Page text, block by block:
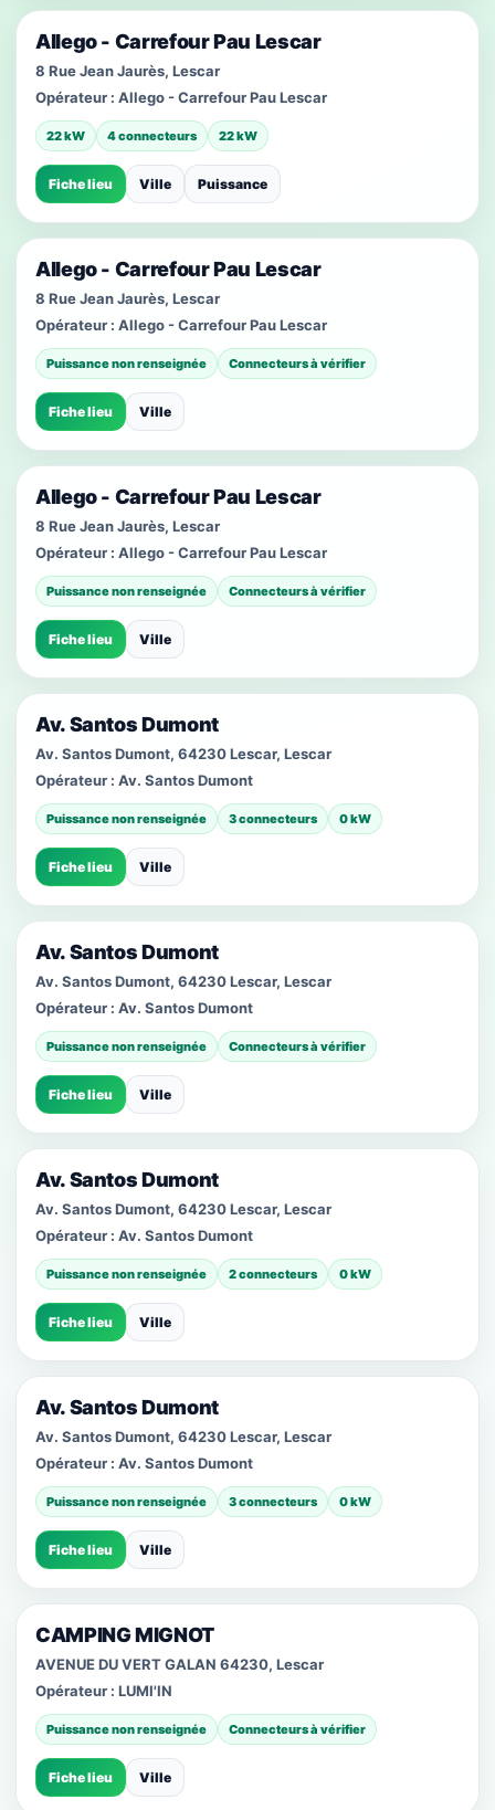
Allego - Carrefour Pau Lescar
8 Rue Jean Jaurès, Lescar
Opérateur : Allego - Carrefour Pau Lescar
22 kW 4 connecteurs 22 kW
Fiche lieu Ville Puissance
Allego - Carrefour Pau Lescar
8 Rue Jean Jaurès, Lescar
Opérateur : Allego - Carrefour Pau Lescar
Puissance non renseignée Connecteurs à vérifier
Fiche lieu Ville
Allego - Carrefour Pau Lescar
8 Rue Jean Jaurès, Lescar
Opérateur : Allego - Carrefour Pau Lescar
Puissance non renseignée Connecteurs à vérifier
Fiche lieu Ville
Av. Santos Dumont
Av. Santos Dumont, 64230 Lescar, Lescar
Opérateur : Av. Santos Dumont
Puissance non renseignée 3 connecteurs 0 kW
Fiche lieu Ville
Av. Santos Dumont
Av. Santos Dumont, 64230 Lescar, Lescar
Opérateur : Av. Santos Dumont
Puissance non renseignée Connecteurs à vérifier
Fiche lieu Ville
Av. Santos Dumont
Av. Santos Dumont, 64230 Lescar, Lescar
Opérateur : Av. Santos Dumont
Puissance non renseignée 2 connecteurs 0 kW
Fiche lieu Ville
Av. Santos Dumont
Av. Santos Dumont, 64230 Lescar, Lescar
Opérateur : Av. Santos Dumont
Puissance non renseignée 3 connecteurs 0 kW
Fiche lieu Ville
CAMPING MIGNOT
AVENUE DU VERT GALAN 64230, Lescar
Opérateur : LUMI'IN
Puissance non renseignée Connecteurs à vérifier
Fiche lieu Ville